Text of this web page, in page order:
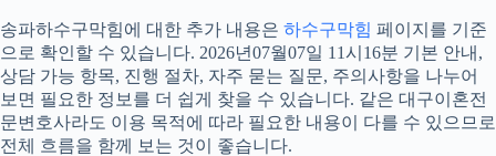
송파하수구막힘에 대한 추가 내용은 하수구막힘 페이지를 기준
으로 확인할 수 있습니다. 2026년07월07일 11시16분 기본 안내,
상담 가능 항목, 진행 절차, 자주 묻는 질문, 주의사항을 나누어
보면 필요한 정보를 더 쉽게 찾을 수 있습니다. 같은 대구이혼전
문변호사라도 이용 목적에 따라 필요한 내용이 다를 수 있으므로
전체 흐름을 함께 보는 것이 좋습니다.